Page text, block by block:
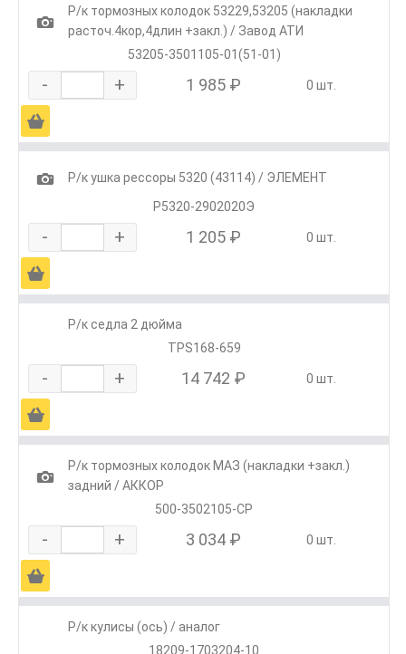
1
Р/к тормозных колодок 53229,53205 (накладки
расточ.4кор,4длин +закл.) / Завод АТИ
53205-3501105-01(51-01)
- + 1 985 ₽ 0 шт.
Ä
1
Р/к ушка рессоры 5320 (43114) / ЭЛЕМЕНТ
Р5320-2902020Э
- + 1 205 ₽ 0 шт.
Ä
Р/к седла 2 дюйма
TPS168-659
- + 14 742 ₽ 0 шт.
Ä
1
Р/к тормозных колодок МАЗ (накладки +закл.)
задний / АККОР
500-3502105-СР
- + 3 034 ₽ 0 шт.
Ä
Р/к кулисы (ось) / аналог
18209-1703204-10